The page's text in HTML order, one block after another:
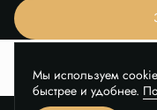
Мы используем
быстрее и удобнее.